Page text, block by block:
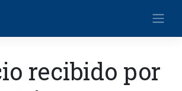
recibido por